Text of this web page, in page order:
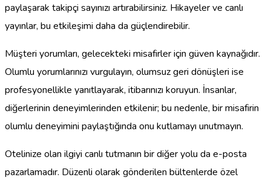
paylaşarak takipçi sayınızı artırabilirsiniz. Hikayeler ve canlı
yayınlar, bu etkileşimi daha da güçlendirebilir.
Müşteri yorumları, gelecekteki misafirler için güven kaynağıdır.
Olumlu yorumlarınızı vurgulayın, olumsuz geri dönüşleri ise
profesyonellikle yanıtlayarak, itibarınızı koruyun. İnsanlar,
diğerlerinin deneyimlerinden etkilenir; bu nedenle, bir misafirin
olumlu deneyimini paylaştığında onu kutlamayı unutmayın.
Otelinize olan ilgiyi canlı tutmanın bir diğer yolu da e-posta
pazarlamadır. Düzenli olarak gönderilen bültenlerde özel